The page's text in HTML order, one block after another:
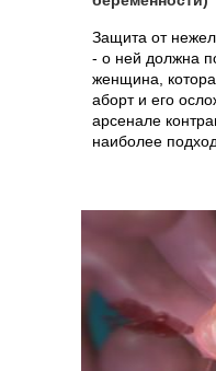
Защита от
- о ней должна
женщина,
аборт и его
арсенале
наиболее